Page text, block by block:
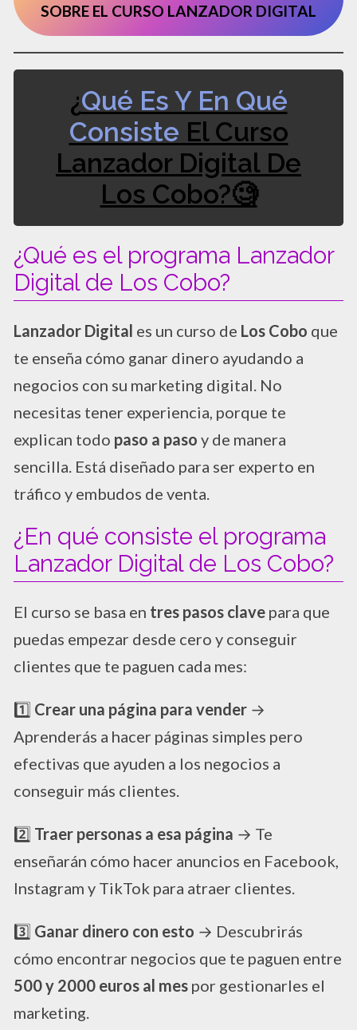
SOBRE EL CURSO LANZADOR DIGITAL
¿Qué Es Y En Qué
Consiste El Curso
Lanzador Digital De
Los Cobo?​​🧐
¿Qué es el programa Lanzador
Digital de Los Cobo?
Lanzador Digital es un curso de Los Cobo que
te enseña cómo ganar dinero ayudando a
negocios con su marketing digital. No
necesitas tener experiencia, porque te
explican todo paso a paso y de manera
sencilla. Está diseñado para ser experto en
tráfico y embudos de venta.
¿En qué consiste el programa
Lanzador Digital de Los Cobo?
El curso se basa en tres pasos clave para que
puedas empezar desde cero y conseguir
clientes que te paguen cada mes:
1️⃣ Crear una página para vender →
Aprenderás a hacer páginas simples pero
efectivas que ayuden a los negocios a
conseguir más clientes.
2️⃣ Traer personas a esa página → Te
enseñarán cómo hacer anuncios en Facebook,
Instagram y TikTok para atraer clientes.
3️⃣ Ganar dinero con esto → Descubrirás
cómo encontrar negocios que te paguen entre
500 y 2000 euros al mes por gestionarles el
marketing.